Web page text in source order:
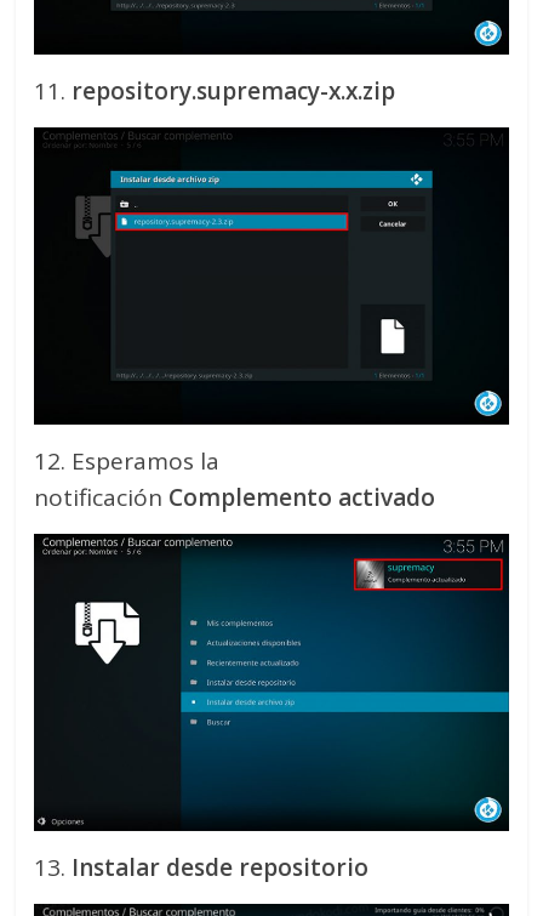
11. repository.supremacy-x.x.zip
12. Esperamos la
notificación Complemento activado
13. Instalar desde repositorio